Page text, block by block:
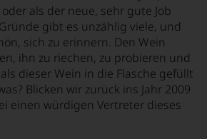
als der neue, sehr gute Job
gibt es unzählig viele, und
sich zu erinnern. Den Wein
ihn zu riechen, zu probieren und
dieser Wein in die Flasche gefüllt
Blicken wir zurück ins Jahr 2009
einen würdigen Vertreter dieses